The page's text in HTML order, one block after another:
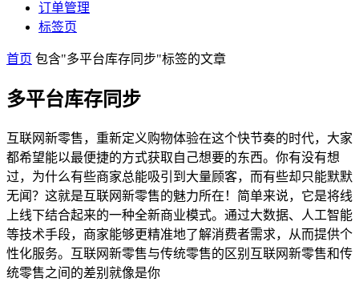
订单管理
标签页
首页 包含"多平台库存同步"标签的文章
多平台库存同步
互联网新零售，重新定义购物体验在这个快节奏的时代，大家
都希望能以最便捷的方式获取自己想要的东西。你有没有想
过，为什么有些商家总能吸引到大量顾客，而有些却只能默默
无闻？这就是互联网新零售的魅力所在！简单来说，它是将线
上线下结合起来的一种全新商业模式。通过大数据、人工智能
等技术手段，商家能够更精准地了解消费者需求，从而提供个
性化服务。互联网新零售与传统零售的区别互联网新零售和传
统零售之间的差别就像是你